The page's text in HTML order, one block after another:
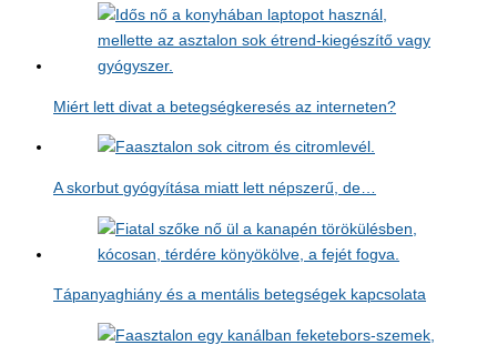
Miért lett divat a betegségkeresés az interneten?
A skorbut gyógyítása miatt lett népszerű, de…
Tápanyaghiány és a mentális betegségek kapcsolata